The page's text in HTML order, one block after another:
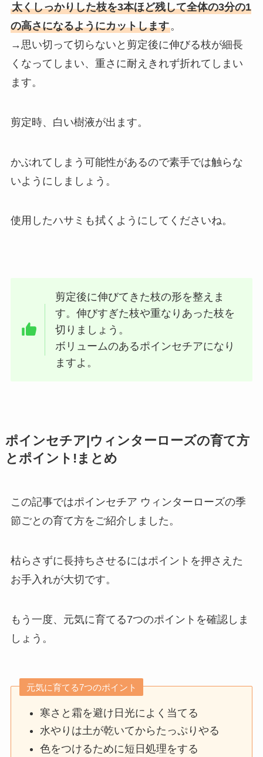
太くしっかりした枝を3本ほど残して全体の3分の1
の高さになるようにカットします。
→思い切って切らないと剪定後に伸びる枝が細長
くなってしまい、重さに耐えきれず折れてしまい
ます。
剪定時、白い樹液が出ます。
かぶれてしまう可能性があるので素手では触らな
いようにしましょう。
使用したハサミも拭くようにしてくださいね。
剪定後に伸びてきた枝の形を整えま
す。伸びすぎた枝や重なりあった枝を
切りましょう。
ボリュームのあるポインセチアになり
ますよ。
ポインセチア|ウィンターローズの育て方
とポイント!まとめ
この記事ではポインセチア ウィンターローズの季
節ごとの育て方をご紹介しました。
枯らさずに長持ちさせるにはポイントを押さえた
お手入れが大切です。
もう一度、元気に育てる7つのポイントを確認しま
しょう。
元気に育てる7つのポイント
寒さと霜を避け日光によく当てる
水やりは土が乾いてからたっぷりやる
色をつけるために短日処理をする